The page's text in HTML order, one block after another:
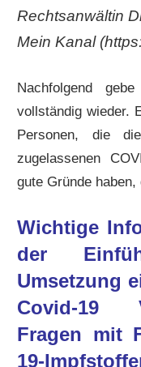
Rechtsanwältin
Mein Kanal
Nachfolgend
vollständig wieder.
Personen, die
zugelassenen
gute Gründe
Wichtige
der
Umsetzung
Covid-19
Fragen mit
19-